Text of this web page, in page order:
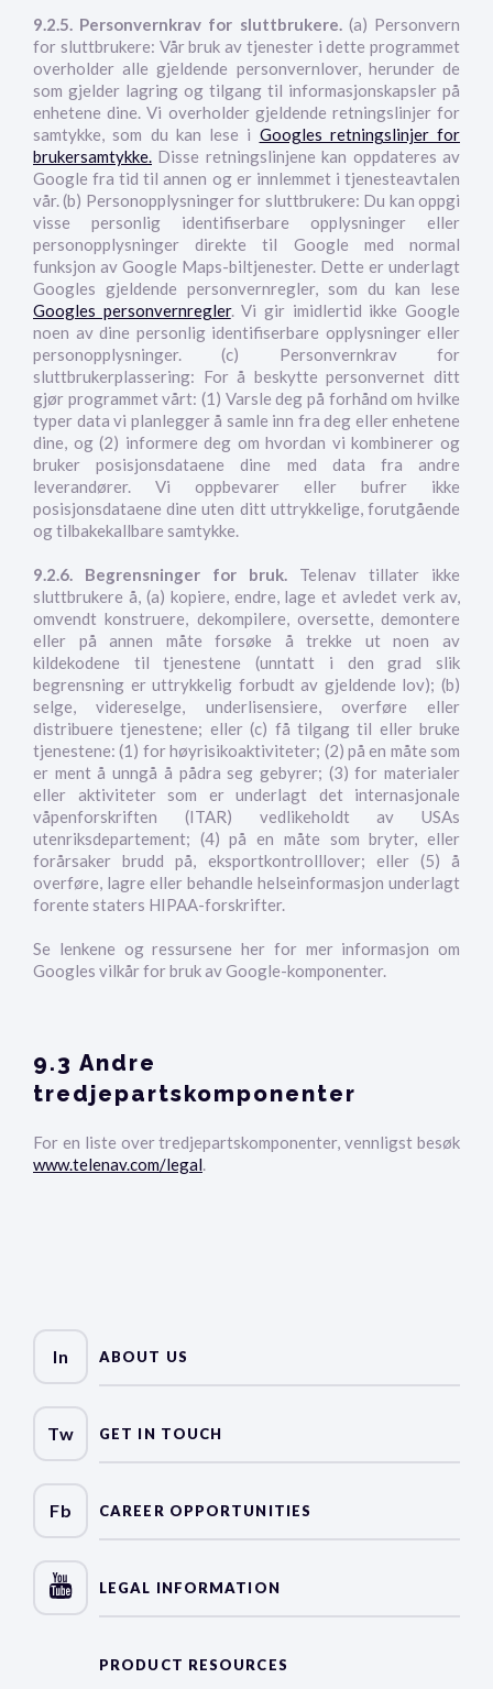
9.2.5. Personvernkrav for sluttbrukere.(a) Personvern
for sluttbrukere: Vår bruk av tjenester i dette programmet
overholder alle gjeldende personvernlover, herunder de
som gjelder lagring og tilgang til informasjonskapsler på
enhetene dine. Vi overholder gjeldende retningslinjer for
samtykke, som du kan lese i Googles retningslinjer for
brukersamtykke. Disse retningslinjene kan oppdateres av
Google fra tid til annen og er innlemmet i tjenesteavtalen
vår. (b) Personopplysninger for sluttbrukere: Du kan oppgi
visse personlig identifiserbare opplysninger eller
personopplysninger direkte til Google med normal
funksjon av Google Maps-biltjenester. Dette er underlagt
Googles gjeldende personvernregler, som du kan lese
Googles personvernregler. Vi gir imidlertid ikke Google
noen av dine personlig identifiserbare opplysninger eller
personopplysninger. (c) Personvernkrav for
sluttbrukerplassering: For å beskytte personvernet ditt
gjør programmet vårt: (1) Varsle deg på forhånd om hvilke
typer data vi planlegger å samle inn fra deg eller enhetene
dine, og (2) informere deg om hvordan vi kombinerer og
bruker posisjonsdataene dine med data fra andre
leverandører. Vi oppbevarer eller bufrer ikke
posisjonsdataene dine uten ditt uttrykkelige, forutgående
og tilbakekallbare samtykke.
9.2.6. Begrensninger for bruk. Telenav tillater ikke
sluttbrukere å, (a) kopiere, endre, lage et avledet verk av,
omvendt konstruere, dekompilere, oversette, demontere
eller på annen måte forsøke å trekke ut noen av
kildekodene til tjenestene (unntatt i den grad slik
begrensning er uttrykkelig forbudt av gjeldende lov); (b)
selge, videreselge, underlisensiere, overføre eller
distribuere tjenestene; eller (c) få tilgang til eller bruke
tjenestene: (1) for høyrisikoaktiviteter; (2) på en måte som
er ment å unngå å pådra seg gebyrer; (3) for materialer
eller aktiviteter som er underlagt det internasjonale
våpenforskriften (ITAR) vedlikeholdt av USAs
utenriksdepartement; (4) på ​​en måte som bryter, eller
forårsaker brudd på, eksportkontrolllover; eller (5) å
overføre, lagre eller behandle helseinformasjon underlagt
forente staters HIPAA-forskrifter.
Se lenkene og ressursene her for mer informasjon om
Googles vilkår for bruk av Google-komponenter.
9.3 Andre
tredjepartskomponenter
For en liste over tredjepartskomponenter, vennligst besøk
www.telenav.com/legal.
In
Tw
Fb
ABOUT US
GET IN TOUCH
CAREER OPPORTUNITIES
LEGAL INFORMATION
PRODUCT RESOURCES